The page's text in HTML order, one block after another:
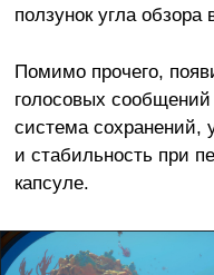
ползунок угла обзора
Помимо прочего,
голосовых
система сохранений,
и стабильность при
капсуле.